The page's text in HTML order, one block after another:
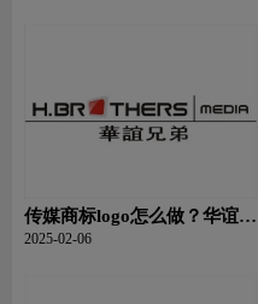
传媒商标logo怎么做？华谊兄
弟品牌logo设计
2025-02-06